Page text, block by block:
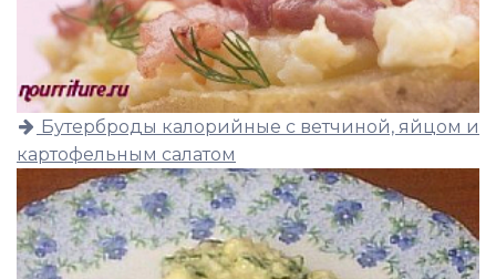
Бутерброды калорийные с ветчиной, яйцом и
картофельным салатом